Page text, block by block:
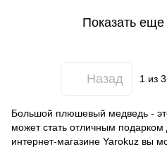
Показать еще
Назад 1из 3
Большой плюшевый медведь -
может стать отличным
интернет-магазине Yarokuz вы